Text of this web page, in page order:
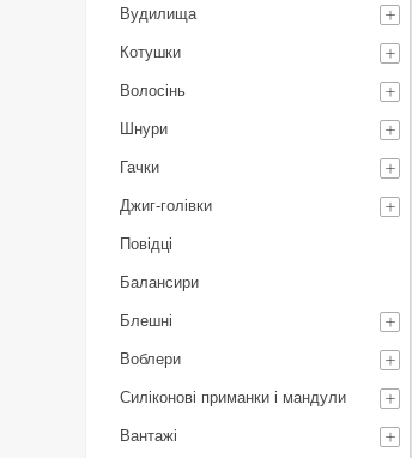
Вудилища
Котушки
Волосінь
Шнури
Гачки
Джиг-голівки
Повідці
Балансири
Блешні
Воблери
Силіконові приманки і мандули
Вантажі